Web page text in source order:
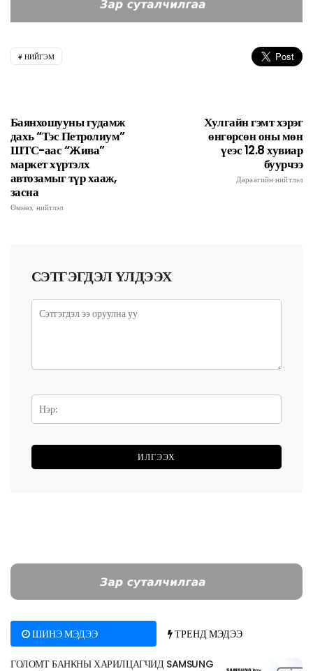
НИЙГЭМ
Баянхошууны гудамж
дахь “Тэс Петролиум”
ШТС-аас “Жива”
маркет хүртэлх
автозамыг түр хааж,
засна
Өмнөх нийтлэл
Хулгайн гэмт хэрэг
өнгөрсөн оны мөн
үеэс 12.8 хувиар
буурчээ
Дараагийн нийтлэл
СЭТГЭГДЭЛ ҮЛДЭЭХ
ШИНЭ МЭДЭЭ ТРЕНД МЭДЭЭ
ГОЛОМТ БАНКНЫ ХАРИЛЦАГЧИД SAMSUNG